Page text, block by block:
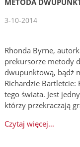
3-10-2014
Rhonda Byrne,
prekursorze metody
dwupunktową, bądź
Richardzie
tego świata. Jest
którzy przekraczają
Czytaj więcej...